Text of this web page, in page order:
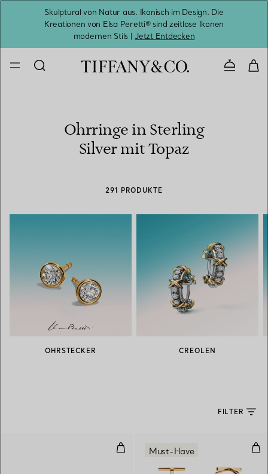
Skulptural von Natur aus. Ikonisch im Design. Die
Kreationen von Elsa Peretti® sind zeitlose Ikonen
modernen Stils |Jetzt Entdecken
Ohrringe in Sterling
Silver mit Topaz
291 PRODUKTE
OHRSTECKER CREOLEN
FILTER
T One Creolen in Gelbgold
Must-Have